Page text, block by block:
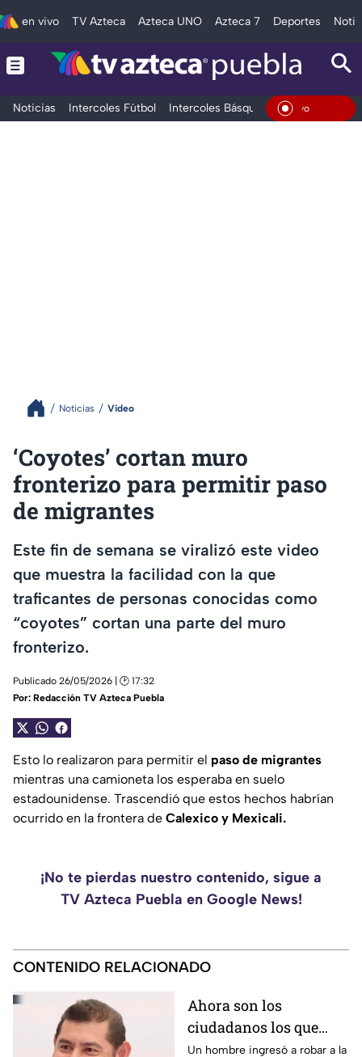
en vivo TV Azteca Azteca UNO Azteca 7 Deportes
Noticias Intercoles Fútbol Intercoles Básquetbol Deportes En
Noticias Video
‘Coyotes’ cortan muro
fronterizo para permitir paso
de migrantes
Este fin de semana se viralizó este video
que muestra la facilidad con la que
traficantes de personas conocidas como
“coyotes” cortan una parte del muro
fronterizo.
Publicado 26/05/2026 | 🕑 17:32
Por: Redacción TV Azteca Puebla
Esto lo realizaron para permitir el paso de migrantes
mientras una camioneta los esperaba en suelo
estadounidense. Trascendió que estos hechos habrían
ocurrido en la frontera de Calexico y Mexicali.
¡No te pierdas nuestro contenido, sigue a
TV Azteca Puebla en Google News!
CONTENIDO RELACIONADO
Ahora son los
ciudadanos los que
detienen a los
Un hombre ingresó a robar a la